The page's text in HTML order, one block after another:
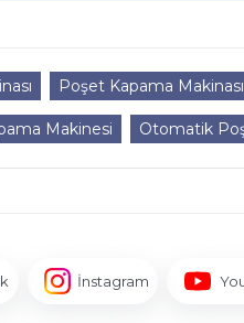
Poşet Kapama Makinası
Makinesi Otomatik
İnstagram